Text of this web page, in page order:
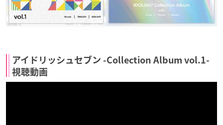
アイドリッシュセブン -Collection Album vol.1-
視聴動画